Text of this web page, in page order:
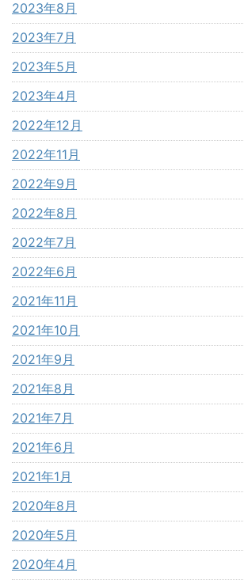
2023年8月
2023年7月
2023年5月
2023年4月
2022年12月
2022年11月
2022年9月
2022年8月
2022年7月
2022年6月
2021年11月
2021年10月
2021年9月
2021年8月
2021年7月
2021年6月
2021年1月
2020年8月
2020年5月
2020年4月